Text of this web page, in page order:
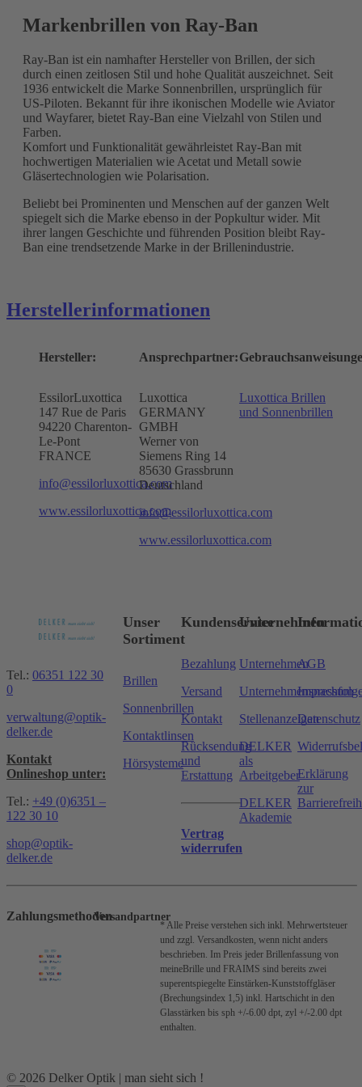
Markenbrillen von Ray-Ban
Ray-Ban ist ein namhafter Hersteller von Brillen, der sich
durch einen zeitlosen Stil und hohe Qualität auszeichnet. Seit
1936 entwickelt die Marke Sonnenbrillen, ursprünglich für
US-Piloten. Bekannt für ihre ikonischen Modelle wie Aviator
und Wayfarer, bietet Ray-Ban eine Vielzahl von Stilen und
Farben.
Komfort und Funktionalität gewährleistet Ray-Ban mit
hochwertigen Materialien wie Acetat und Metall sowie
Gläsertechnologien wie Polarisation.
Beliebt bei Prominenten und Menschen auf der ganzen Welt
spiegelt sich die Marke ebenso in der Popkultur wider. Mit
ihrer langen Geschichte und führenden Position bleibt Ray-
Ban eine trendsetzende Marke in der Brillenindustrie.
Herstellerinformationen
Hersteller:
EssilorLuxottica
147 Rue de Paris
94220 Charenton-
Le-Pont
FRANCE
info@essilorluxottica.com
www.essilorluxottica.com
Ansprechpartner:
Luxottica
GERMANY
GMBH
Werner von
Siemens Ring 14
85630 Grassbrunn
Deutschland
info@essilorluxottica.com
www.essilorluxottica.com
Luxottica Brillen
und Sonnenbrillen
Tel.: 06351 122 30
0
verwaltung@optik-
delker.de
Kontakt
Onlineshop unter:
Tel.: +49 (0)6351 –
122 30 10
shop@optik-
delker.de
Unser
Sortiment
Brillen
Sonnenbrillen
Kontaktlinsen
Hörsysteme
Kundenservice
Bezahlung
Versand
Kontakt
Rücksendung
und
Erstattung
Vertrag
widerrufen
Unternehmen
Unternehmen
Stellenanzeigen
DELKER
als
Arbeitgeber
DELKER
Akademie
AGB
Impressum
Datenschutz
Erklärung
zur
ZahlungsmethodenVersandpartner
* Alle Preise verstehen sich inkl. Mehrwertsteuer
und zzgl. Versandkosten, wenn nicht anders
beschrieben. Im Preis jeder Brillenfassung von
meineBrille und FRAIMS sind bereits zwei
superentspiegelte Einstärken-Kunststoffgläser
(Brechungsindex 1,5) inkl. Hartschicht in den
Glasstärken bis sph +/-6.00 dpt, zyl +/-2.00 dpt
enthalten.
© 2026 Delker Optik | man sieht sich !